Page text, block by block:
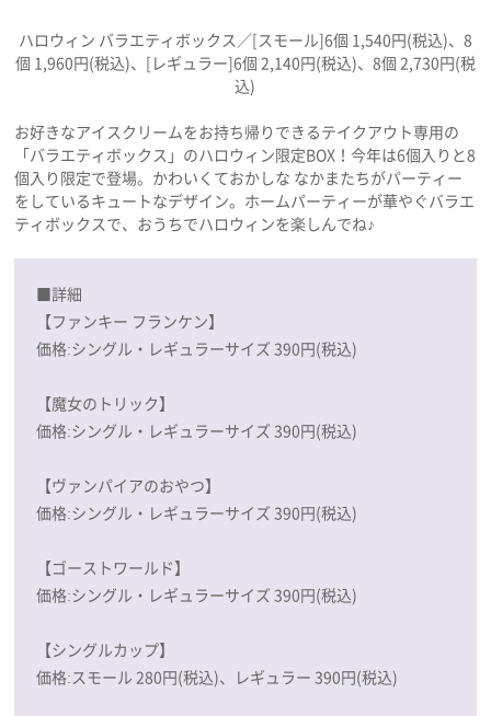
ハロウィン バラエティボックス／[スモール]6個 1,540円(税込)、8
個 1,960円(税込)、[レギュラー]6個 2,140円(税込)、8個 2,730円(税
込)
お好きなアイスクリームをお持ち帰りできるテイクアウト専用の
「バラエティボックス」のハロウィン限定BOX！今年は6個入りと8
個入り限定で登場。かわいくておかしな なかまたちがパーティー
をしているキュートなデザイン。ホームパーティーが華やぐバラエ
ティボックスで、おうちでハロウィンを楽しんでね♪
■詳細
【ファンキー フランケン】
価格:シングル・レギュラーサイズ 390円(税込)
【魔女のトリック】
価格:シングル・レギュラーサイズ 390円(税込)
【ヴァンパイアのおやつ】
価格:シングル・レギュラーサイズ 390円(税込)
【ゴーストワールド】
価格:シングル・レギュラーサイズ 390円(税込)
【シングルカップ】
価格:スモール 280円(税込)、レギュラー 390円(税込)